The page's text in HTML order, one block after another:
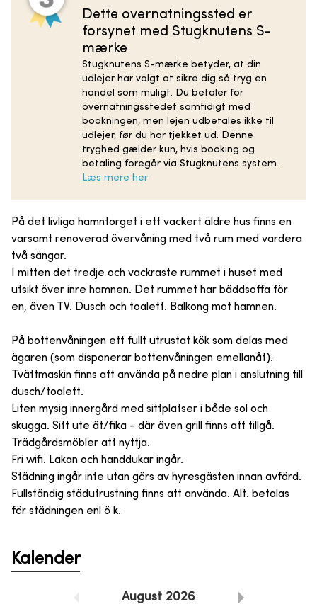
Dette overnatningssted er
forsynet med Stugknutens S-
mærke
Stugknutens S-mærke betyder, at din
udlejer har valgt at sikre dig så tryg en
handel som muligt. Du betaler for
overnatningsstedet samtidigt med
bookningen, men lejen udbetales ikke til
udlejer, før du har tjekket ud. Denne
tryghed gælder kun, hvis booking og
betaling foregår via Stugknutens system.
Læs mere her
På det livliga hamntorget i ett vackert äldre hus finns en
varsamt renoverad övervåning med två rum med vardera
två sängar.
I mitten det tredje och vackraste rummet i huset med
utsikt över inre hamnen. Det rummet har bäddsoffa för
en, även TV. Dusch och toalett. Balkong mot hamnen.
På bottenvåningen ett fullt utrustat kök som delas med
ägaren (som disponerar bottenvåningen emellanåt).
Tvättmaskin finns att använda på nedre plan i anslutning till
dusch/toalett.
Liten mysig innergård med sittplatser i både sol och
skugga. Sitt ute ät/fika - där även grill finns att tillgå.
Trädgårdsmöbler att nyttja.
Fri wifi. Lakan och handdukar ingår.
Städning ingår inte utan görs av hyresgästen innan avfärd.
Fullständig städutrustning finns att använda. Alt. betalas
för städningen enl ö k.
Kalender
August 2026